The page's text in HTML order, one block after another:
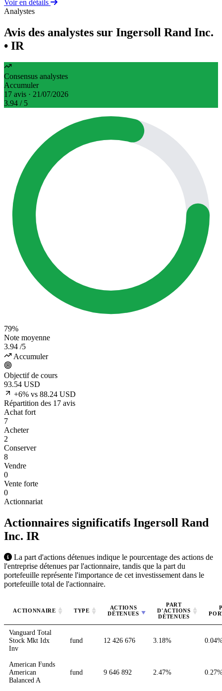
Voir en détails
Analystes
Avis des analystes sur Ingersoll Rand Inc.
• IR
Consensus analystes
Accumuler
17 avis · 21/07/2026
3.94 / 5
79%
Note moyenne
3.94 /5
Accumuler
Objectif de cours
93.54 USD
+6% vs 88.24 USD
Répartition des 17 avis
Achat fort
7
Acheter
2
Conserver
8
Vendre
0
Vente forte
0
Actionnariat
Actionnaires significatifs Ingersoll Rand
Inc. IR
La part d'actions détenues indique le pourcentage des actions de
l'entreprise détenues par l'actionnaire, tandis que la part du
portefeuille représente l'importance de cet investissement dans le
portefeuille total de l'actionnaire.
ACTIONNAIRE TYPE
ACTIONS
DÉTENUES
PART
D'ACTIONS
DÉTENUES
Vanguard Total
Stock Mkt Idx
Inv
fund 12 426 676 3.18%
American Funds
American
Balanced A
fund 9 646 892 2.47%